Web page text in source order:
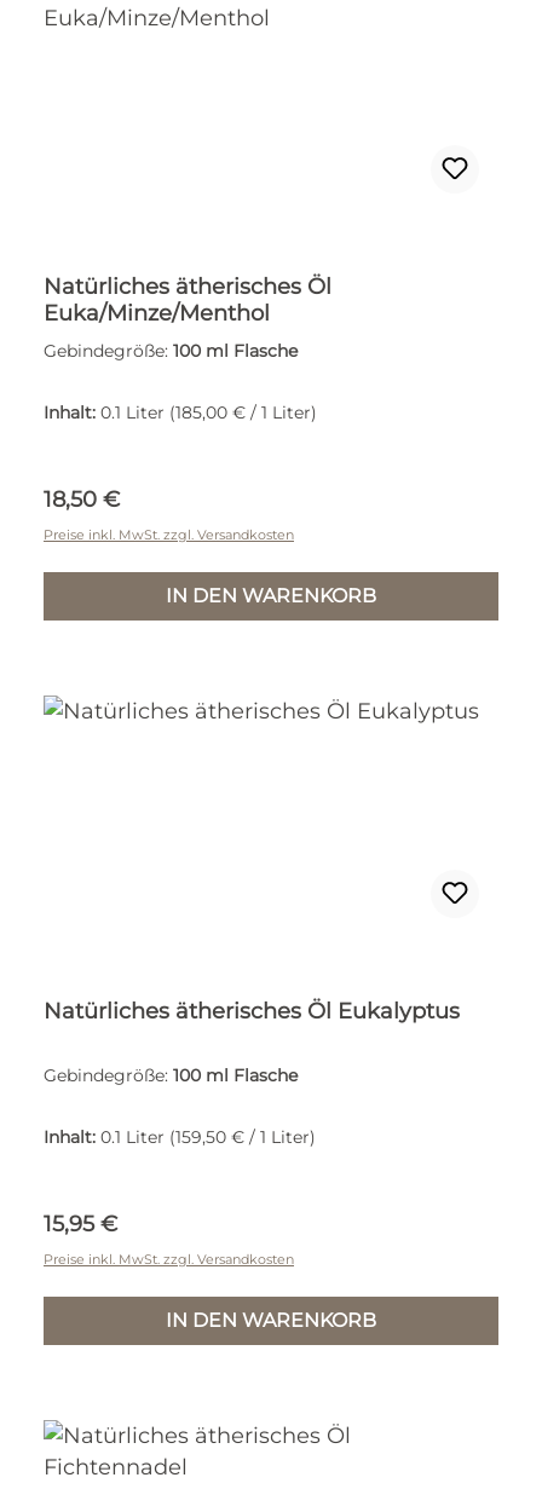
Natürliches ätherisches Öl
Euka/Minze/Menthol
Gebindegröße: 100 ml Flasche
Inhalt: 0.1 Liter (185,00 € / 1 Liter)
Regulärer Preis:
18,50 €
Preise inkl. MwSt. zzgl. Versandkosten
IN DEN WARENKORB
Natürliches ätherisches Öl Eukalyptus
Gebindegröße: 100 ml Flasche
Inhalt: 0.1 Liter (159,50 € / 1 Liter)
Regulärer Preis:
15,95 €
Preise inkl. MwSt. zzgl. Versandkosten
IN DEN WARENKORB